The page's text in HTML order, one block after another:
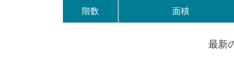
階数 面積
最新